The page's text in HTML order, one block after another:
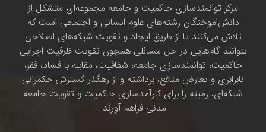
مرکز توانمندسازی حاکمیت و جامعه مجموعه‌ای متشکل از
دانش‌اموختگان رشته‌های علوم انسانی و اجتماعی است که
تلاش می‌کنند تا از طریق ایجاد و تقویت شبکه‌های اصلاحی
بتوانند گام‌هایی در حل مسائلی همچون تقویت ظرفیت اجرایی
حاکمیت، توانمندسازی جامعه، شفافیت، مقابله با فساد، فقر،
نابرابری و تعارض منافع، برداشته و از رهگذر گسترش حکمرانی
شبکه‌ای، زمینه را برای کارآمدسازی حاکمیت و تقویت جامعه
مدنی فراهم آورند.